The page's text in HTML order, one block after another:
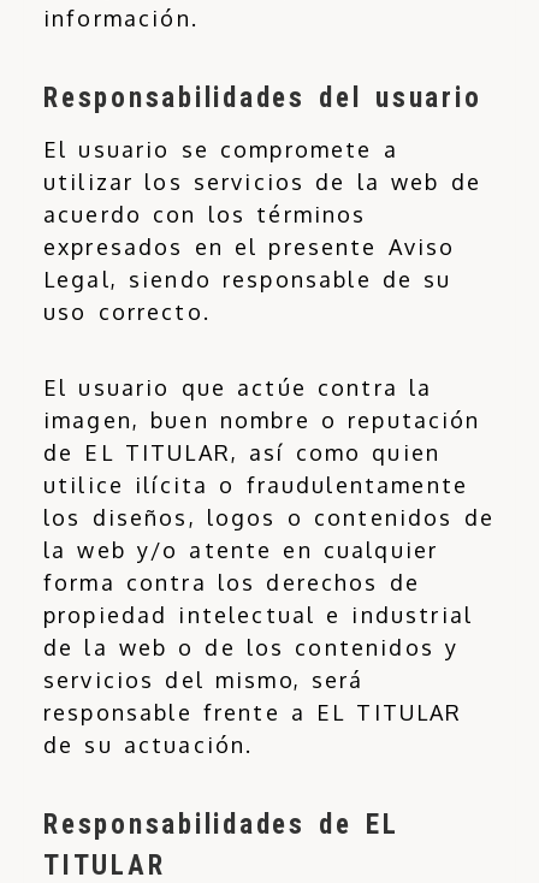
información.
Responsabilidades del usuario
El usuario se compromete a
utilizar los servicios de la web de
acuerdo con los términos
expresados en el presente Aviso
Legal, siendo responsable de su
uso correcto.
El usuario que actúe contra la
imagen, buen nombre o reputación
de EL TITULAR, así como quien
utilice ilícita o fraudulentamente
los diseños, logos o contenidos de
la web y/o atente en cualquier
forma contra los derechos de
propiedad intelectual e industrial
de la web o de los contenidos y
servicios del mismo, será
responsable frente a EL TITULAR
de su actuación.
Responsabilidades de EL
TITULAR